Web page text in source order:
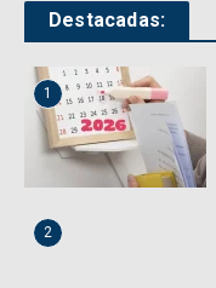
Destacadas:
1
2